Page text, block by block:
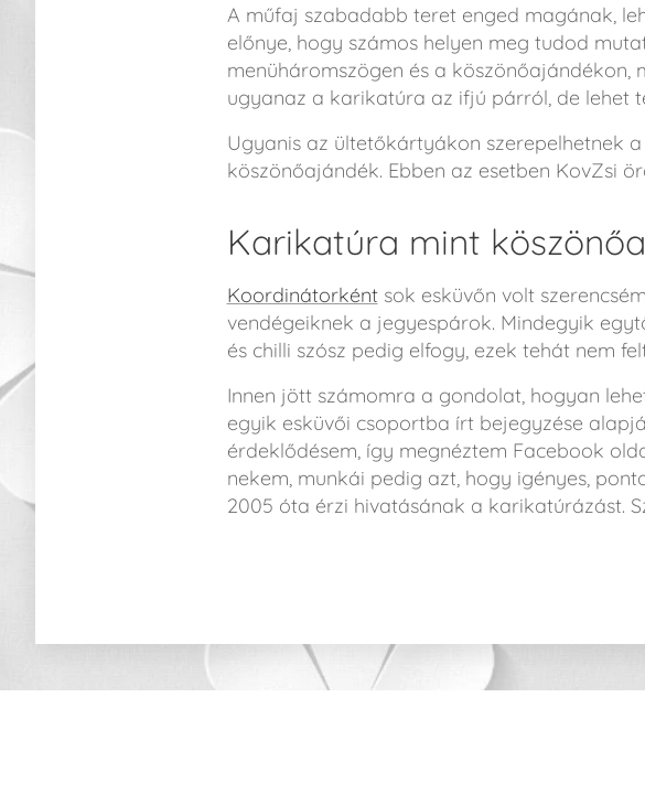
A műfaj szabadabb teret enged magának,
előnye, hogy számos helyen meg tudod
menüháromszögen és a köszönőajándékon,
ugyanaz a karikatúra az ifjú párról, de lehet
Ugyanis az ültetőkártyákon szerepelhetnek
köszönőajándék. Ebben az esetben KovZsi
Karikatúra mint
Koordinátorkéntsok esküvőn volt
vendégeiknek a jegyespárok. Mindegyik
és chilli szósz pedig elfogy, ezek tehát nem
Innen jött számomra a gondolat, hogyan
egyik esküvői csoportba írt bejegyzése
érdeklődésem, így megnéztem Facebook
nekem, munkái pedig azt, hogy igényes,
2005 óta érzi hivatásának a karikatúrázást.